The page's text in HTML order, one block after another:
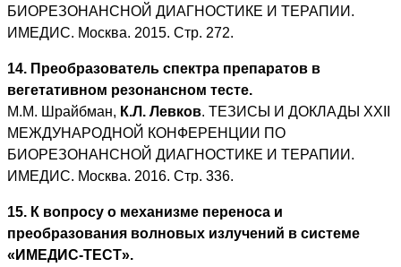
БИОРЕЗОНАНСНОЙ ДИАГНОСТИКЕ И ТЕРАПИИ.
ИМЕДИС. Москва. 2015. Стр. 272.
14. Преобразователь спектра препаратов в
вегетативном резонансном тесте.
М.М. Шрайбман, К.Л. Левков. ТЕЗИСЫ И ДОКЛАДЫ XXII
МЕЖДУНАРОДНОЙ КОНФЕРЕНЦИИ ПО
БИОРЕЗОНАНСНОЙ ДИАГНОСТИКЕ И ТЕРАПИИ.
ИМЕДИС. Москва. 2016. Стр. 336.
15. К вопросу о механизме переноса и
преобразования волновых излучений в системе
«ИМЕДИС-ТЕСТ».